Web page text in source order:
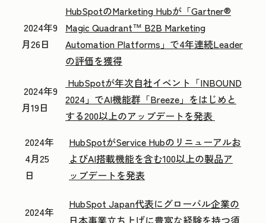
2024年9
月26日
HubSpotのMarketing Hubが「Gartner®
Magic Quadrant™ B2B Marketing
Automation Platforms」で4年連続Leader
の評価を獲得
2024年9
月19日
HubSpotが年次自社イベント「INBOUND
2024」でAI機能群「Breeze」をはじめと
する200以上のアップデートを発表
2024年
4月25
日
HubSpotがService Hubのリニューアルお
よびAI搭載機能を含む100以上の製品ア
ップデートを発表
2024年
HubSpot Japan代表にグローバル企業の